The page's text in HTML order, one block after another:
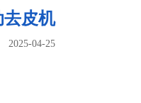
去皮机
2025-04-25